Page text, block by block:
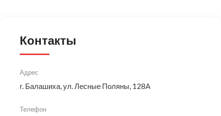
Контакты
Адрес
г. Балашиха, ул. Лесные Поляны, 128А
Телефон